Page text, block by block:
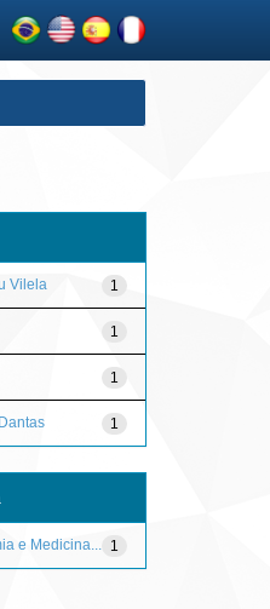
1
Vilela
1
1
1
1
e Medicina...